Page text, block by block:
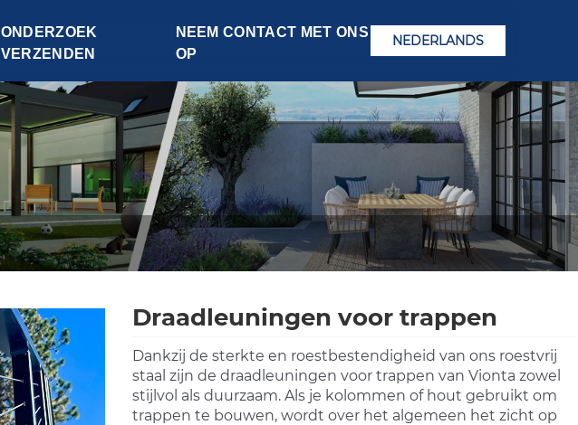
ONDERZOEK
VERZENDEN
NEEM CONTACT MET ONS
OP
NEDERLANDS
Draadleuningen voor trappen
Dankzij de sterkte en roestbestendigheid van ons roestvrij
staal zijn de draadleuningen voor trappen van Vionta zowel
stijlvol als duurzaam. Als je kolommen of hout gebruikt om
trappen te bouwen, wordt over het algemeen het zicht op